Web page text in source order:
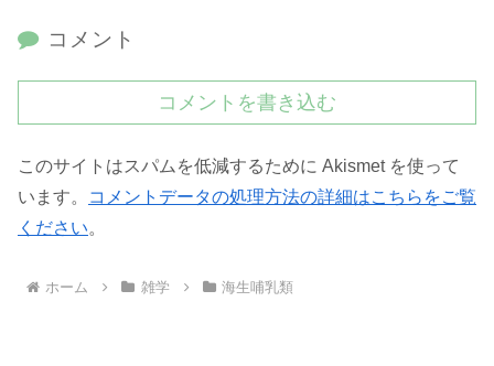
コメント
コメントを書き込む
このサイトはスパムを低減するために Akismet を使って
います。
コメントデータの処理方法の詳細はこちらをご覧
ください。
ホーム 雑学 海生哺乳類